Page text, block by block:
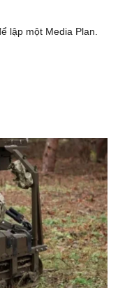
lập một Media Plan.